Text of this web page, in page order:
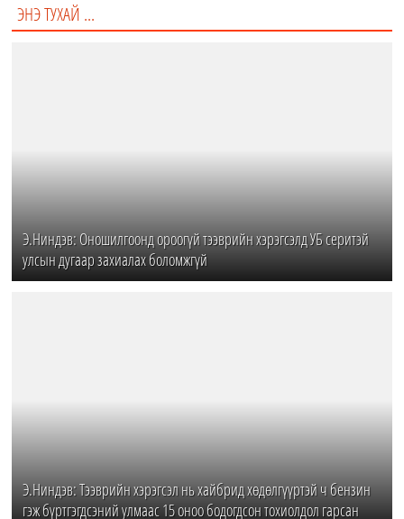
ЭНЭ ТУХАЙ ...
Э.Ниндэв: Оношилгоонд ороогүй тээврийн хэрэгсэлд УБ серитэй
улсын дугаар захиалах боломжгүй
Э.Ниндэв: Тээврийн хэрэгсэл нь хайбрид хөдөлгүүртэй ч бензин
гэж бүртгэгдсэний улмаас 15 оноо бодогдсон тохиолдол гарсан